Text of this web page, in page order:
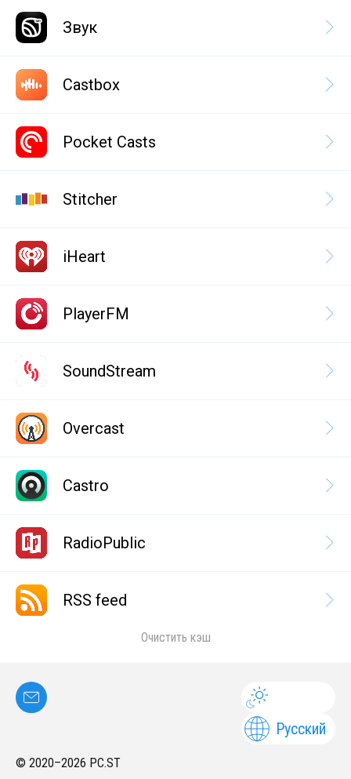
Звук
Castbox
Pocket Casts
Stitcher
iHeart
PlayerFM
SoundStream
Overcast
Castro
RadioPublic
RSS feed
Очистить кэш
Русский
© 2020–2026 PC.ST